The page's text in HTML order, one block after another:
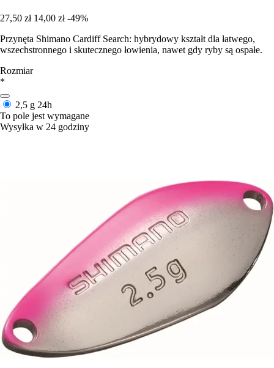
27,50 zł 14,00 zł -49%
Przynęta Shimano Cardiff Search: hybrydowy kształt dla łatwego,
wszechstronnego i skutecznego łowienia, nawet gdy ryby są ospałe.
Rozmiar
*
2,5 g 24h
To pole jest wymagane
Wysyłka w 24 godziny